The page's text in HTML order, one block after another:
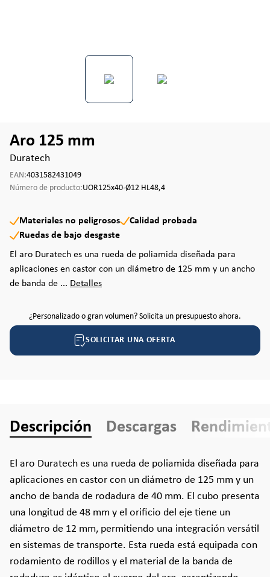
Aro 125 mm
Duratech
EAN:4031582431049
Número de producto:UOR125x40-Ø12 HL48,4
Materiales no peligrosos
Calidad probada
Ruedas de bajo desgaste
El aro Duratech es una rueda de poliamida diseñada para
aplicaciones en castor con un diámetro de 125 mm y un ancho
de banda de ... Detalles
¿Personalizado o gran volumen? Solicita un presupuesto ahora.
SOLICITAR UNA OFERTA
Descripción Descargas
El aro Duratech es una rueda de poliamida diseñada para
aplicaciones en castor con un diámetro de 125 mm y un
ancho de banda de rodadura de 40 mm. El cubo presenta
una longitud de 48 mm y el orificio del eje tiene un
diámetro de 12 mm, permitiendo una integración versátil
en sistemas de transporte. Esta rueda está equipada con
rodamiento de rodillos y el material de la banda de